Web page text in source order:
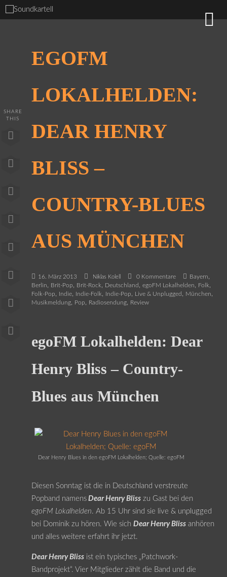
EGOFM
LOKALHELDEN:
DEAR HENRY
BLISS –
COUNTRY-BLUES
AUS MÜNCHEN
16. März 2013 Niklas Kolell 0 Kommentare Bayern,
Berlin, Brit-Pop, Brit-Rock, Deutschland , egoFM Lokalhelden, Folk,
Folk-Pop, Indie, Indie-Folk, Indie-Pop, Live & Unplugged , München,
Musikmeldung, Pop, Radiosendung, Review
SHARE
THIS
egoFM Lokalhelden: Dear
Henry Bliss – Country-
Blues aus München
Dear Henry Blues in den egoFM Lokalhelden; Quelle: egoFM
Diesen Sonntag ist die in Deutschland verstreute
Popband namensDear Henry Blisszu Gast bei den
egoFM Lokalhelden. Ab 15 Uhr sind sie live & unplugged
bei Dominik zu hören. Wie sich Dear Henry Blissanhören
und alles weitere erfahrt ihr jetzt.
Dear Henry Blissist ein typisches „Patchwork-
Bandprojekt“. Vier Mitglieder zählt die Band und die